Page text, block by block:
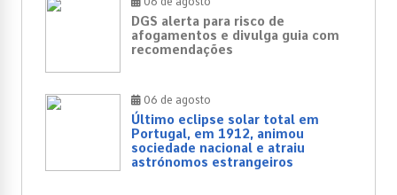
DGS alerta para risco de
afogamentos e divulga guia com
recomendações
06 de agosto
Último eclipse solar total em
Portugal, em 1912, animou
sociedade nacional e atraiu
astrónomos estrangeiros